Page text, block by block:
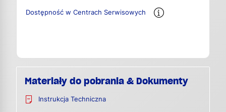
Dostępność w Centrach Serwisowych
Materiały do pobrania & Dokumenty
Instrukcja Techniczna